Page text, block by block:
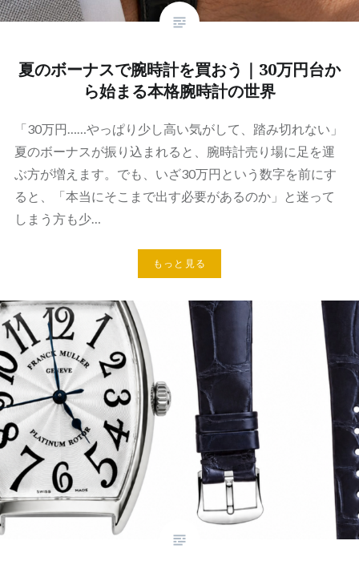
夏のボーナスで腕時計を買おう｜30万円台か
ら始まる本格腕時計の世界
「30万円……やっぱり少し高い気がして、踏み切れない」
夏のボーナスが振り込まれると、腕時計売り場に足を運
ぶ方が増えます。でも、いざ30万円という数字を前にす
ると、「本当にそこまで出す必要があるのか」と迷って
しまう方も少…
もっと見る